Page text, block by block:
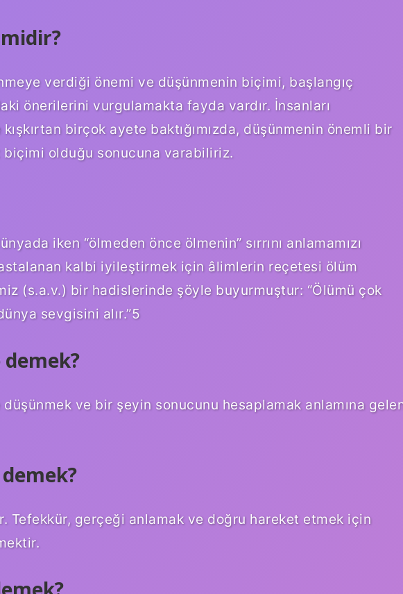
verdiği önemi ve düşünmenin biçimi, başlangıç
önerilerini vurgulamakta fayda vardır. İnsanları
birçok ayete baktığımızda, düşünmenin önemli bir
olduğu sonucuna varabiliriz.
iken “ölmeden önce ölmenin” sırrını anlamamızı
kalbi iyileştirmek için âlimlerin reçetesi ölüm
(s.a.v.) bir hadislerinde şöyle buyurmuştur: “Ölümü çok
sevgisini alır.”5
ve bir şeyin sonucunu hesaplamak anlamına
Tefekkür, gerçeği anlamak ve doğru hareket etmek için